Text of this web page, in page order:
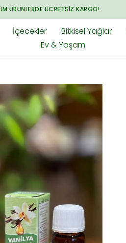
ÜRÜNLERDE ÜCRETSIZ KARGO!
İçecekler Bitkisel Yağlar
Ev & Yaşam